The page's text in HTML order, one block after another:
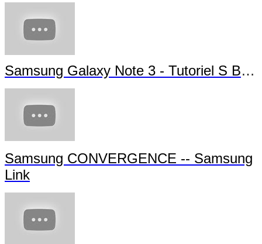
Samsung Galaxy Note 3 - Tutoriel S Beam
Samsung CONVERGENCE -- Samsung
Link